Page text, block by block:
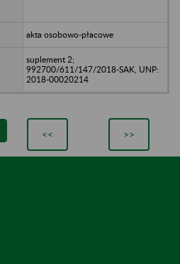
akta osobowo-płacowe
suplement 2;
992700/611/147/2018-SAK, UNP:
2018-00020214
<< >>